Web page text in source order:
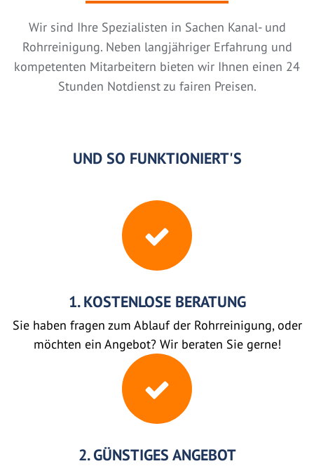
Wir sind Ihre Spezialisten in Sachen Kanal- und
Rohrreinigung. Neben langjähriger Erfahrung und
kompetenten Mitarbeitern bieten wir Ihnen einen 24
Stunden Notdienst zu fairen Preisen.
UND SO FUNKTIONIERT'S
1. KOSTENLOSE BERATUNG
Sie haben fragen zum Ablauf der Rohrreinigung, oder
möchten ein Angebot? Wir beraten Sie gerne!
2. GÜNSTIGES ANGEBOT